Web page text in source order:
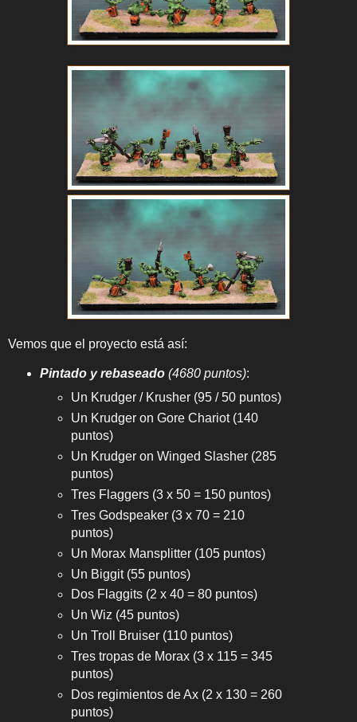
Vemos que el proyecto está así:
Pintado y rebaseado (4680 puntos):
Un Krudger / Krusher (95 / 50 puntos)
Un Krudger on Gore Chariot (140
puntos)
Un Krudger on Winged Slasher (285
puntos)
Tres Flaggers (3 x 50 = 150 puntos)
Tres Godspeaker (3 x 70 = 210
puntos)
Un Morax Mansplitter (105 puntos)
Un Biggit (55 puntos)
Dos Flaggits (2 x 40 = 80 puntos)
Un Wiz (45 puntos)
Un Troll Bruiser (110 puntos)
Tres tropas de Morax (3 x 115 = 345
puntos)
Dos regimientos de Ax (2 x 130 = 260
puntos)